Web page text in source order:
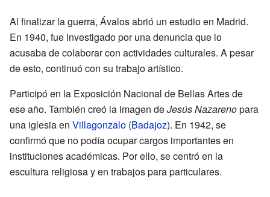
Al finalizar la guerra, Ávalos abrió un estudio en Madrid.
En 1940, fue investigado por una denuncia que lo
acusaba de colaborar con actividades culturales. A pesar
de esto, continuó con su trabajo artístico.
Participó en la Exposición Nacional de Bellas Artes de
ese año. También creó la imagen deJesús Nazarenopara
una iglesia en Villagonzalo (Badajoz). En 1942, se
confirmó que no podía ocupar cargos importantes en
instituciones académicas. Por ello, se centró en la
escultura religiosa y en trabajos para particulares.